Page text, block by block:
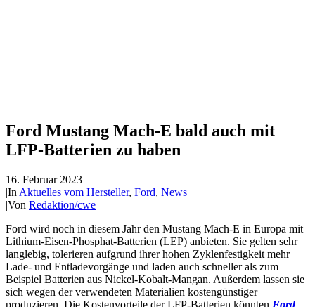
Ford Mustang Mach-E bald auch mit
LFP-Batterien zu haben
16. Februar 2023
|In Aktuelles vom Hersteller, Ford, News
|Von Redaktion/cwe
Ford wird noch in diesem Jahr den Mustang Mach-E in Europa mit
Lithium-Eisen-Phosphat-Batterien (LEP) anbieten. Sie gelten sehr
langlebig, tolerieren aufgrund ihrer hohen Zyklenfestigkeit mehr
Lade- und Entladevorgänge und laden auch schneller als zum
Beispiel Batterien aus Nickel-Kobalt-Mangan. Außerdem lassen sie
sich wegen der verwendeten Materialien kostengünstiger
produzieren. Die Kostenvorteile der LFP-Batterien könnten Ford